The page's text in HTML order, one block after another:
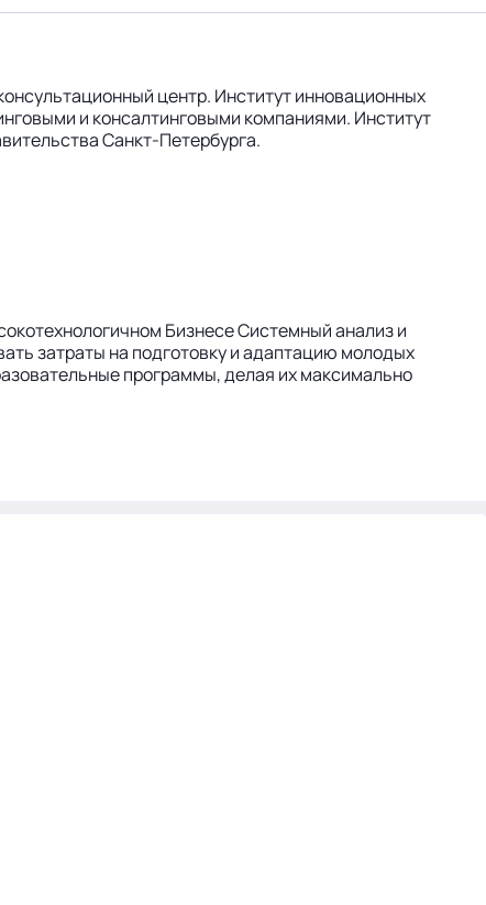
центр. Институт инновационных
и консалтинговыми компаниями. Институт
Санкт-Петербурга.
Бизнесе Системный анализ и
затраты на подготовку и адаптацию молодых
программы, делая их максимально